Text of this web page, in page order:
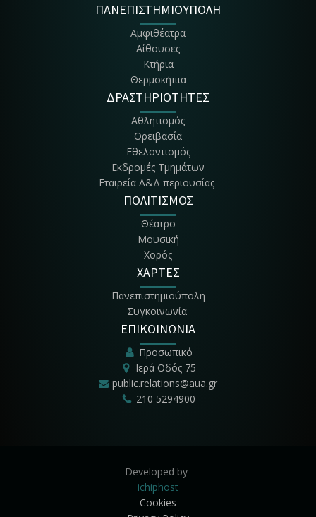
ΠΑΝΕΠΙΣΤΗΜΙΟΥΠΟΛΗ
Αμφιθέατρα
Αίθουσες
Κτήρια
Θερμοκήπια
ΔΡΑΣΤΗΡΙΟΤΗΤΕΣ
Αθλητισμός
Ορειβασία
Εθελοντισμός
Εκδρομές Τμημάτων
Εταιρεία Α&Δ περιουσίας
ΠΟΛΙΤΙΣΜΟΣ
Θέατρο
Μουσική
Χορός
ΧΑΡΤΕΣ
Πανεπιστημιούπολη
Συγκοινωνία
ΕΠΙΚΟΙΝΩΝΙΑ
Προσωπικό
Ιερά Οδός 75
public.relations@aua.gr
210 5294900
Developed by
ichiphost
Cookies